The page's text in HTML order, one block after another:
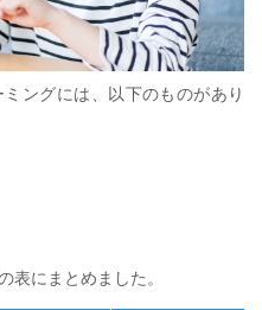
ングには、以下のものがあり
表にまとめました。